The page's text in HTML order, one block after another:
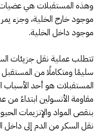
وهذه المستقبلات هي عضيات
موجود خارج الخلية، وجزء
موجود داخل الخلية.
تتطلب عملية نقل جزيئات
سليمًا ومتكاملًا من
المستقبلات هو أحد الأسباب
مقاومة الأنسولين ابتداءً من
بنقص المواد والإنزيمات
نقل السكر من الدم إلى